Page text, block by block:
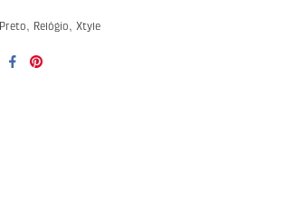
Preto, Relógio, Xtyle